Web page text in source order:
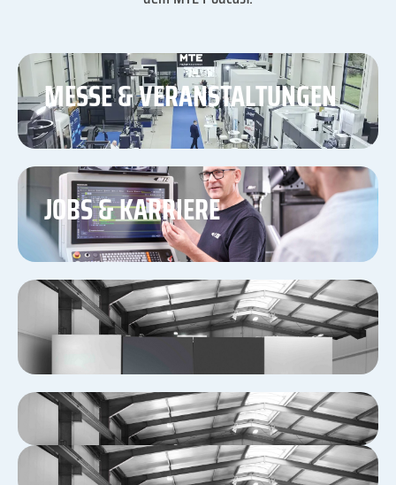
MESSE & VERANSTALTUNGEN
JOBS & KARRIERE